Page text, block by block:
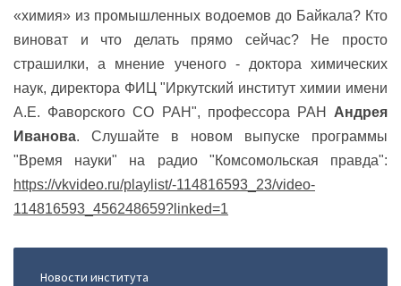
«химия» из промышленных водоемов до Байкала? Кто
виноват и что делать прямо сейчас? Не просто
страшилки, а мнение ученого - доктора химических
наук, директора ФИЦ "Иркутский институт химии имени
А.Е. Фаворского СО РАН", профессора РАН
Андрея
Иванова. Слушайте в новом выпуске программы
"Время науки" на радио "Комсомольская правда":
https://vkvideo.ru/playlist/-114816593_23/video-
114816593_456248659?linked=1
Новости института